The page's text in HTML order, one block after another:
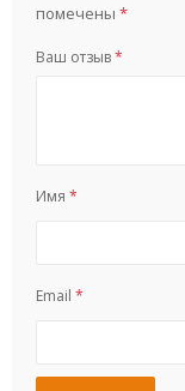
помечены *
Ваш отзыв*
Имя *
Email *